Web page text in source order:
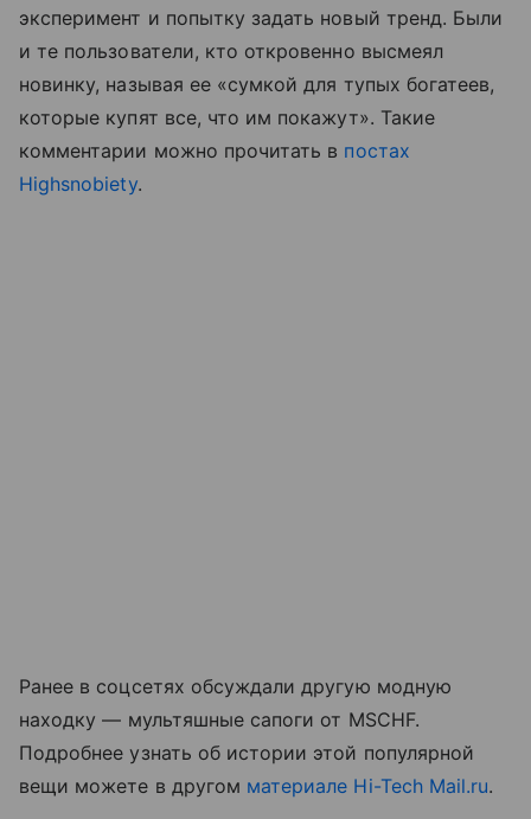
эксперимент и попытку задать новый тренд. Были
и те пользователи, кто откровенно высмеял
новинку, называя ее «сумкой для тупых богатеев,
которые купят все, что им покажут». Такие
комментарии можно прочитать в постах
Highsnobiety.
Ранее в соцсетях обсуждали другую модную
находку— мультяшные сапоги от MSCHF.
Подробнее узнать об истории этой популярной
вещи можете в другом материале Hi-Tech Mail.ru.